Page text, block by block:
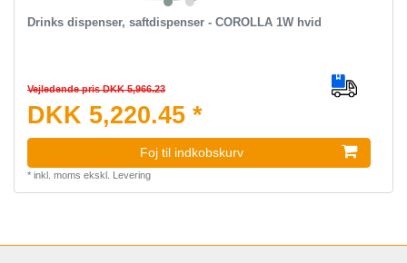
Drinks dispenser, saftdispenser - COROLLA 1W hvid
Vejledende pris DKK 5,966.23
DKK 5,220.45 *
Foj til indkobskurv
* inkl. moms ekskl. Levering